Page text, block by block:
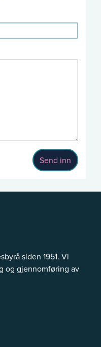
Send inn
siden 1951. Vi
og gjennomføring av